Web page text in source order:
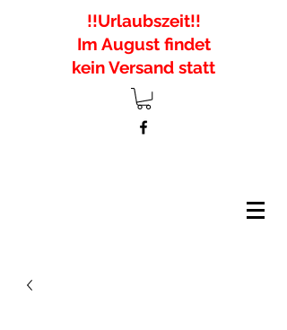
!!Urlaubszeit!!
Im August findet
kein Versand statt